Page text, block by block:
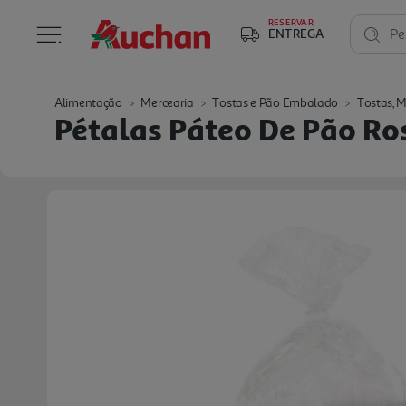
RESERVAR
ENTREGA
Alimentação Mercearia Tostas e Pão Embalado Tostas,
Pétalas Páteo De Pão